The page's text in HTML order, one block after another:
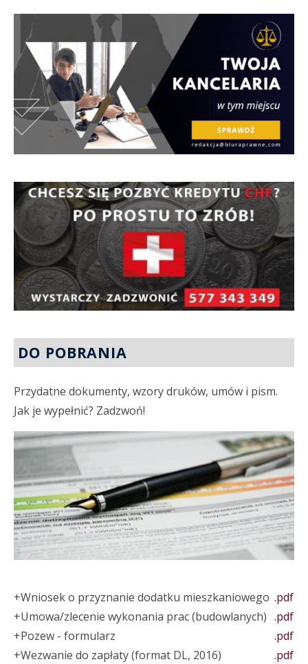
DO POBRANIA
Przydatne dokumenty, wzory druków, umów i pism.
Jak je wypełnić? Zadzwoń!
+Wniosek o przyznanie dodatku mieszkaniowego .pdf
+Umowa/zlecenie wykonania prac (budowlanych) .pdf
+Pozew - formularz
.pdf
+Wezwanie do zapłaty (format DL, 2016) .pdf